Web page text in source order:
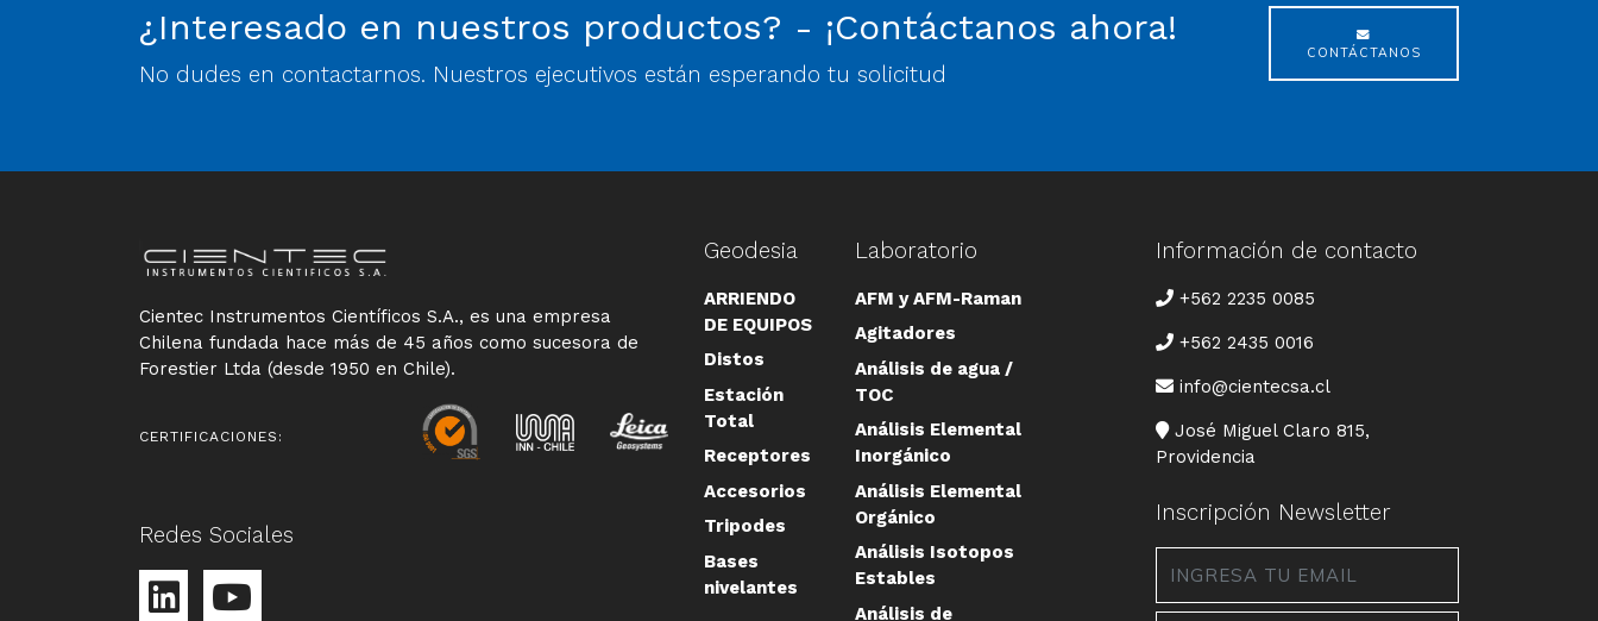
¿Interesado en nuestros productos? - ¡Contáctanos ahora!
No dudes en contactarnos. Nuestros ejecutivos están esperando tu solicitud
CONTÁCTANOS
Cientec Instrumentos Científicos S.A., es una empresa
Chilena fundada hace más de 45 años como sucesora de
Forestier Ltda (desde 1950 en Chile).
CERTIFICACIONES:
Redes Sociales
Geodesia
ARRIENDO
DE EQUIPOS
Distos
Estación
Total
Receptores
Accesorios
Tripodes
Bases
nivelantes
Laboratorio
AFM y AFM-Raman
Agitadores
Análisis de agua /
TOC
Análisis Elemental
Inorgánico
Análisis Elemental
Orgánico
Análisis Isotopos
Estables
Análisis de
Información de contacto
TELÉFONO
+562 2235 0085
+562 2435 0016
CORREO
info@cientecsa.cl
DIRECCIÓN
José Miguel Claro 815,
Providencia
Inscripción Newsletter